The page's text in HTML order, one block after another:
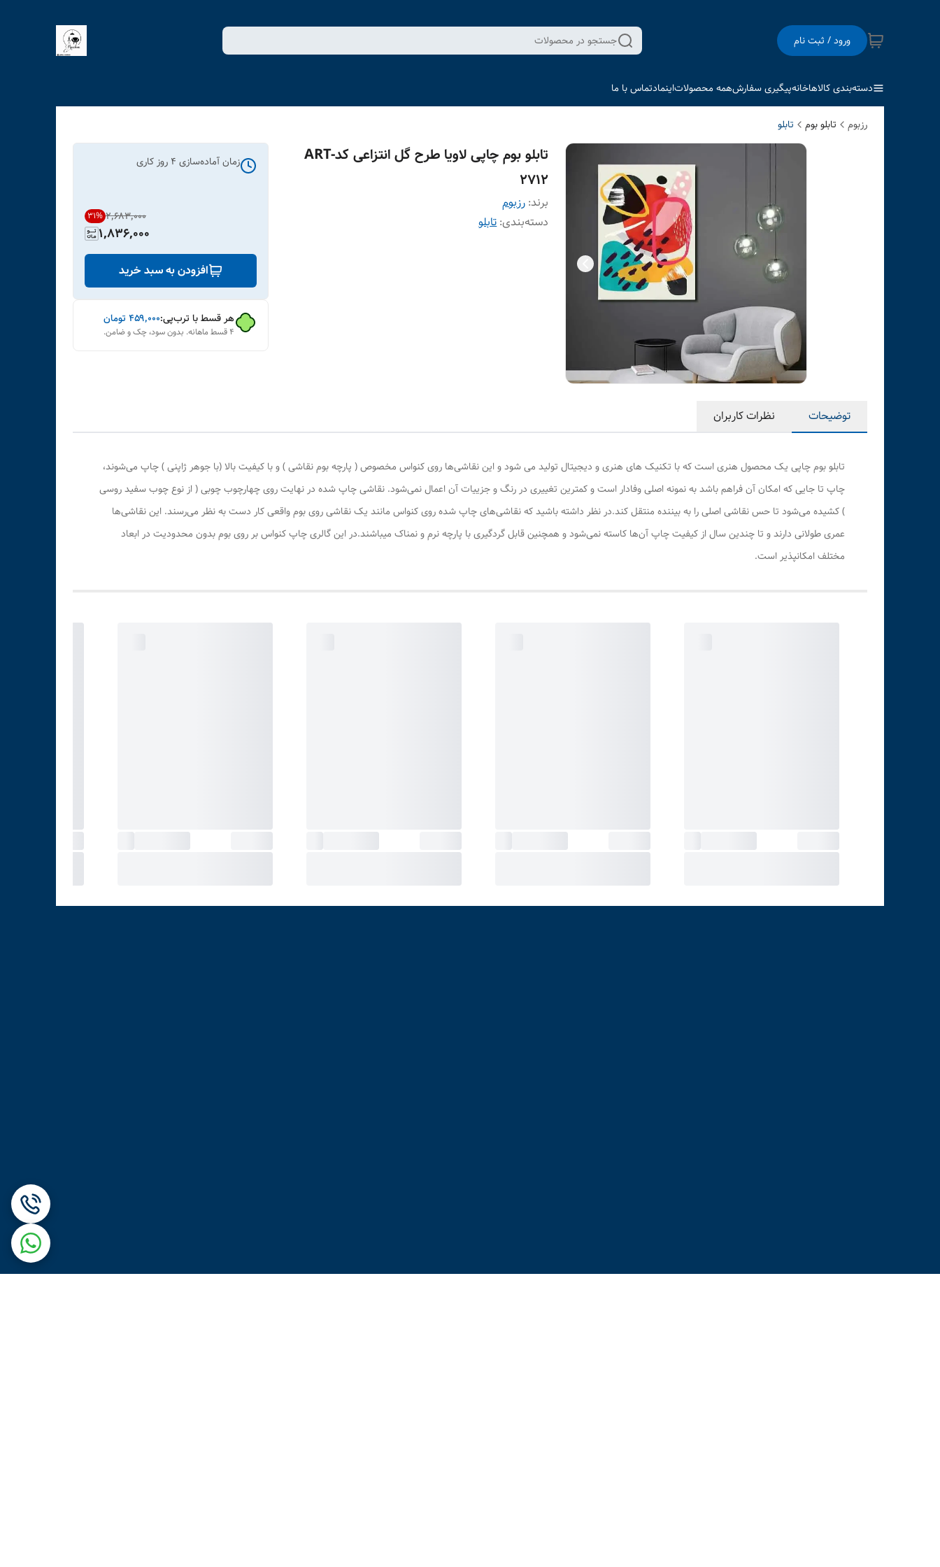
ورود / ثبت نام جستجو در محصولات
دسته‌بندی کالاهاخانهپیگیری سفارشهمه محصولاتاینمادتماس با ما
رزبوم تابلو بوم تابلو
تابلو بوم چاپی لاویا طرح گل انتزاعی کدART-
2712
برند: رزبوم
دسته‌بندی:تابلو
زمان آماده‌سازی 4 روز کاری
۲٬۶۸۳٬۰۰۰ 31%
1,836,000
افزودن به سبد خرید
هر قسط با ترب‌پی:۴۵۹٬۰۰۰ تومان
۴ قسط ماهانه. بدون سود، چک و ضامن.
توضیحات نظرات کاربران
تابلو بوم چاپی یک محصول هنری است که با تکنیک های هنری و دیجیتال تولید می شود و این نقاشی‌ها روی کنواس مخصوص ( پارچه بوم نقاشی ) و با کیفیت بالا (با جوهر ژاپنی ) چاپ می‌شوند،
چاپ تا جایی که امکان آن فراهم باشد به نمونه اصلی وفادار است و کمترین تغییری در رنگ و جزییات آن اعمال نمی‌شود. نقاشی چاپ شده در نهایت روی چهارچوب چوبی ( از نوع چوب سفید روسی
) کشیده می‌شود تا حس نقاشی اصلی را به بیننده منتقل کند.در نظر داشته باشید که نقاشی‌های چاپ شده روی کنواس مانند یک نقاشی روی بوم واقعی کار دست به نظر می‌رسند. این نقاشی‌ها
عمری طولانی دارند و تا چندین سال از کیفیت چاپ آن‌ها کاسته نمی‌شود و همچنین قابل گردگیری با پارچه نرم و نمناک میباشند.در این گالری چاپ کنواس بر روی بوم بدون محدودیت در ابعاد
مختلف امکانپذیر است.